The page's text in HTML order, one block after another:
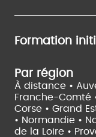
Formation
Par région
À distance •
Franche-Comté
Corse • Grand
• Normandie •
de la Loire •